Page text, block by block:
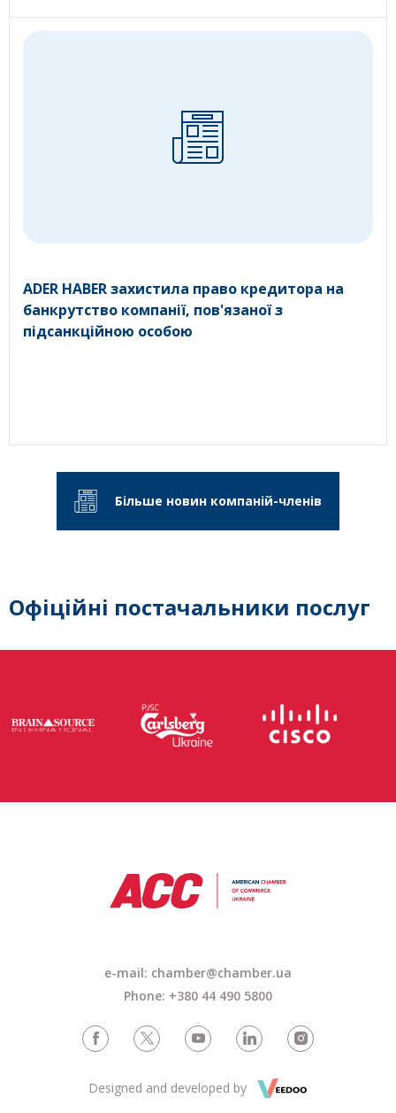
ADER HABER захистила право кредитора на
банкрутство компанії, пов'язаної з
підсанкційною особою
Більше новин компаній-членів
Офіційні постачальники послуг
e-mail: chamber@chamber.ua
Phone: +380 44 490 5800
Designed and developed by